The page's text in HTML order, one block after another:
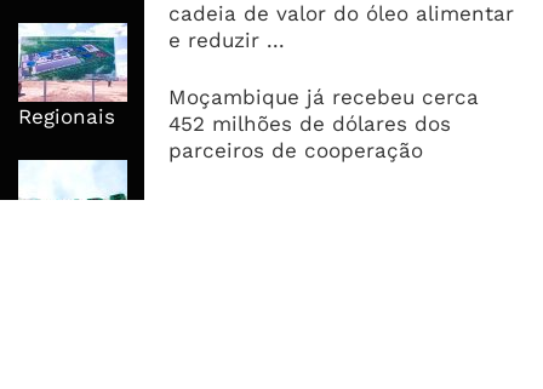
cadeia de valor do óleo alimentar
e reduzir ...
Moçambique já recebeu cerca
452 milhões de dólares dos
parceiros de cooperação
Nova Capacidade Cimenteira Coloca
Suficiência E Das Exportações
Regionais